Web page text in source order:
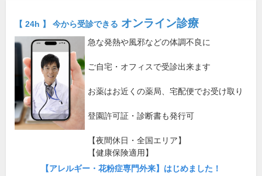
【 24h 】 今から受診できる オンライン診療
急な発熱や風邪などの体調不良に
ご自宅・オフィスで受診出来ます
お薬はお近くの薬局、宅配便でお受け取り
登園許可証・診断書も発行可
【夜間休日・全国エリア】
【健康保険適用】
【アレルギー・花粉症専門外来】はじめました！